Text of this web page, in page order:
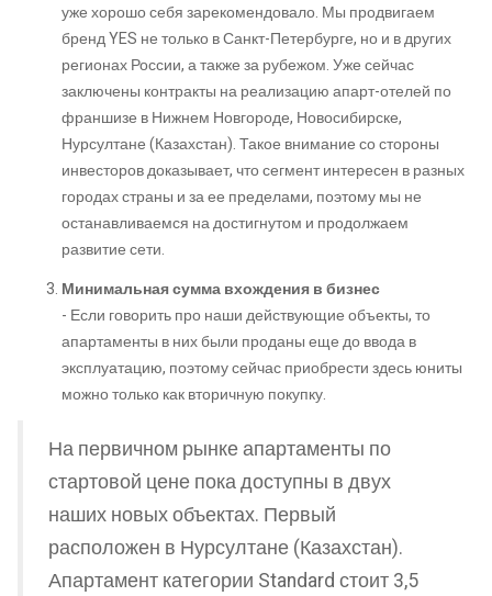
уже хорошо себя зарекомендовало. Мы продвигаем
бренд YES не только в Санкт-Петербурге, но и в других
регионах России, а также за рубежом. Уже сейчас
заключены контракты на реализацию апарт-отелей по
франшизе в Нижнем Новгороде, Новосибирске,
Нурсултане (Казахстан). Такое внимание со стороны
инвесторов доказывает, что сегмент интересен в разных
городах страны и за ее пределами, поэтому мы не
останавливаемся на достигнутом и продолжаем
развитие сети.
Минимальная сумма вхождения в бизнес
- Если говорить про наши действующие объекты, то
апартаменты в них были проданы еще до ввода в
эксплуатацию, поэтому сейчас приобрести здесь юниты
можно только как вторичную покупку.
На первичном рынке апартаменты по
стартовой цене пока доступны в двух
наших новых объектах. Первый
расположен в Нурсултане (Казахстан).
Апартамент категории Standard стоит 3,5